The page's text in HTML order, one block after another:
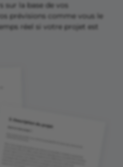
sur la base de vos
prévisions comme vous le
réel si votre projet est